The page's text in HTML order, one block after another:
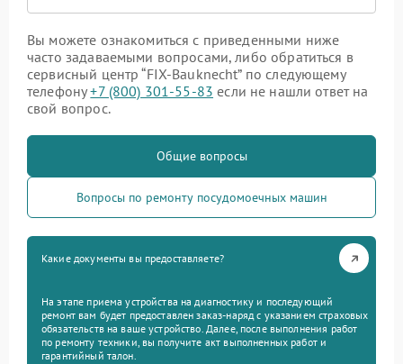
Вы можете ознакомиться с приведенными ниже
часто задаваемыми вопросами, либо обратиться в
сервисный центр “FIX-Bauknecht” по следующему
телефону+7 (800) 301-55-83 если не нашли ответ на
свой вопрос.
Общие вопросы
Вопросы по ремонту посудомоечных машин
Какие документы вы предоставляете?
На этапе приема устройства на диагностику и последующий
ремонт вам будет предоставлен заказ-наряд с указанием страховых
обязательств на ваше устройство. Далее, после выполнения работ
по ремонту техники, вы получите акт выполненных работ и
гарантийный талон.